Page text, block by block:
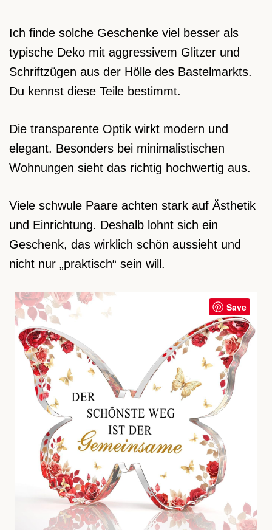
Ich finde solche Geschenke viel besser als
typische Deko mit aggressivem Glitzer und
Schriftzügen aus der Hölle des Bastelmarkts.
Du kennst diese Teile bestimmt.
Die transparente Optik wirkt modern und
elegant. Besonders bei minimalistischen
Wohnungen sieht das richtig hochwertig aus.
Viele schwule Paare achten stark auf Ästhetik
und Einrichtung. Deshalb lohnt sich ein
Geschenk, das wirklich schön aussieht und
nicht nur „praktisch“ sein will.
Save